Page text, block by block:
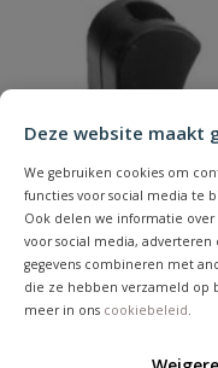
Deze website maakt
We gebruiken cookies om
functies voor social media te
Ook delen we informatie
voor social media, adverteren
gegevens combineren met
die ze hebben verzameld op
meer in ons cookiebeleid
Naam
Samenvatting
Beoordeling